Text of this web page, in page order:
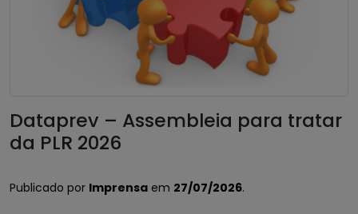
Dataprev – Assembleia para tratar
da PLR 2026
Publicado por Imprensa em 27/07/2026.